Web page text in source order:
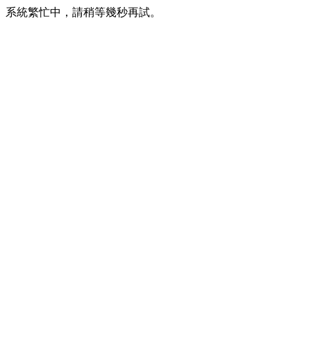
系統繁忙中，請稍等幾秒再試。